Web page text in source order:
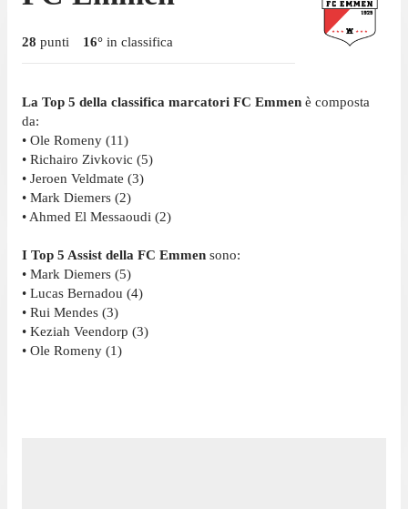
28 punti 16° in classifica
La Top 5 della classifica marcatori FC Emmen è composta
da:
• Ole Romeny (11)
• Richairo Zivkovic (5)
• Jeroen Veldmate (3)
• Mark Diemers (2)
• Ahmed El Messaoudi (2)
I Top 5 Assist della FC Emmen sono:
• Mark Diemers (5)
• Lucas Bernadou (4)
• Rui Mendes (3)
• Keziah Veendorp (3)
• Ole Romeny (1)